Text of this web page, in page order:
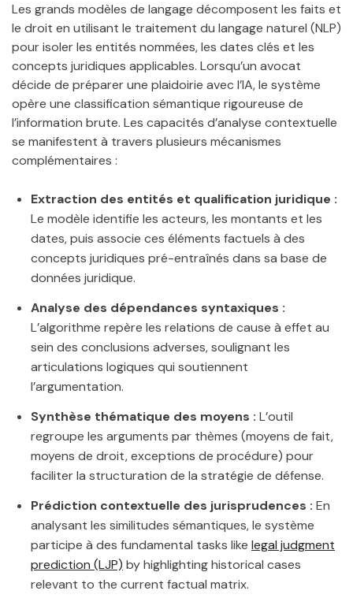
Les grands modèles de langage décomposent les faits et
le droit en utilisant le traitement du langage naturel (NLP)
pour isoler les entités nommées, les dates clés et les
concepts juridiques applicables. Lorsqu’un avocat
décide de préparer une plaidoirie avec l’IA, le système
opère une classification sémantique rigoureuse de
l’information brute. Les capacités d’analyse contextuelle
se manifestent à travers plusieurs mécanismes
complémentaires :
Extraction des entités et qualification juridique :
Le modèle identifie les acteurs, les montants et les
dates, puis associe ces éléments factuels à des
concepts juridiques pré-entraînés dans sa base de
données juridique.
Analyse des dépendances syntaxiques :
L’algorithme repère les relations de cause à effet au
sein des conclusions adverses, soulignant les
articulations logiques qui soutiennent
l’argumentation.
Synthèse thématique des moyens : L’outil
regroupe les arguments par thèmes (moyens de fait,
moyens de droit, exceptions de procédure) pour
faciliter la structuration de la stratégie de défense.
Prédiction contextuelle des jurisprudences : En
analysant les similitudes sémantiques, le système
participe à des fundamental tasks like legal judgment
prediction (LJP) by highlighting historical cases
relevant to the current factual matrix.